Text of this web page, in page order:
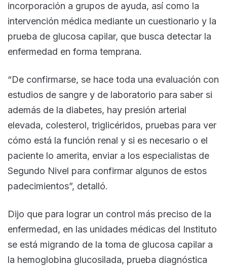
incorporación a grupos de ayuda, así como la
intervención médica mediante un cuestionario y la
prueba de glucosa capilar, que busca detectar la
enfermedad en forma temprana.
“De confirmarse, se hace toda una evaluación con
estudios de sangre y de laboratorio para saber si
además de la diabetes, hay presión arterial
elevada, colesterol, triglicéridos, pruebas para ver
cómo está la función renal y si es necesario o el
paciente lo amerita, enviar a los especialistas de
Segundo Nivel para confirmar algunos de estos
padecimientos”, detalló.
Dijo que para lograr un control más preciso de la
enfermedad, en las unidades médicas del Instituto
se está migrando de la toma de glucosa capilar a
la hemoglobina glucosilada, prueba diagnóstica